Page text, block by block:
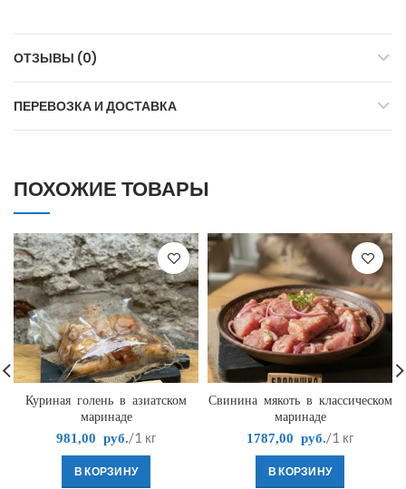
ОТЗЫВЫ (0)
ПЕРЕВОЗКА И ДОСТАВКА
ПОХОЖИЕ ТОВАРЫ
Куриная голень в азиатском
маринаде
981,00 руб. /1 кг
В КОРЗИНУ
Свинина мякоть в классическом
маринаде
1787,00 руб. /1 кг
В КОРЗИНУ